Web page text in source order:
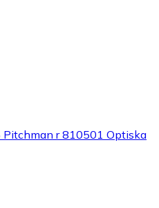
Pitchman r 810501 Optiska